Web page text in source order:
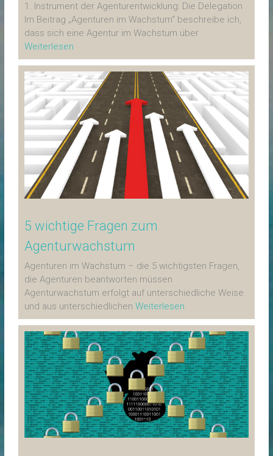
1. Instrument der Agenturentwicklung: Die Delegation
Im Beitrag „Agenturen im Wachstum“ beschreibe ich,
dass sich eine Agentur im Wachstum über
Weiterlesen
5 wichtige Fragen zum
Agenturwachstum
Agenturen im Wachstum – die 5 wichtigsten Fragen,
die Agenturen beantworten müssen
Agenturwachstum erfolgt auf unterschiedliche Weise
und aus unterschiedlichen Weiterlesen